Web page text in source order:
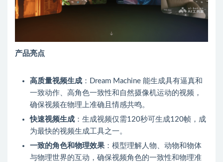
产品亮点
高质量视频生成 ：Dream Machine 能生成具有逼真和
一致动作、高角色一致性和自然摄像机运动的视频，
确保视频在物理上准确且情感共鸣。
快速视频生成 ：生成视频仅需120秒可生成120帧，成
为最快的视频生成工具之一。
一致的角色和物理效果 ：模型理解人物、动物和物体
与物理世界的互动，确保视频角色的一致性和物理准